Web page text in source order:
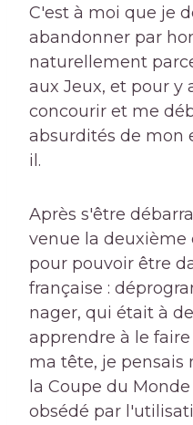
C'est à moi que je
abandonner par
naturellement
aux Jeux, et pour y
concourir et me
absurdités de mon
il.
Après s'être
venue la deuxième
pour pouvoir être
française :
nager, qui était à
apprendre à le faire
ma tête, je pensais
la Coupe du
obsédé par